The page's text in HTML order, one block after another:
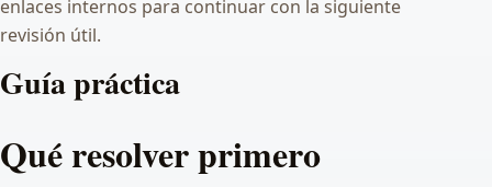
enlaces internos para continuar con la siguiente
revisión útil.
Guía práctica
Qué resolver primero